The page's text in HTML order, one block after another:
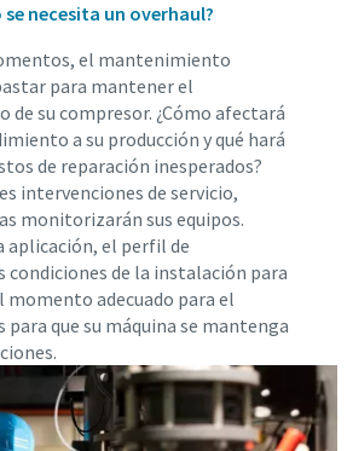
necesita un overhaul?
el mantenimiento
para mantener el
su compresor. ¿Cómo afectará
a su producción y qué hará
de reparación inesperados?
intervenciones de servicio,
monitorizarán sus equipos.
aplicación, el perfil de
de la instalación para
momento adecuado para el
para que su máquina se mantenga